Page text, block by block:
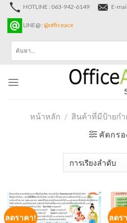
Skip
content
HOTLINE : 063-942-6149 E-
LINE@ : @officeace
หน้าหลัก / สินค้าที่มีป้ายกำ
คัดกรอ
ลดราคา! ลดร